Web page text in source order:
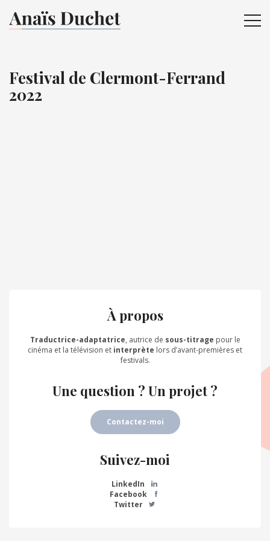
Festival de Clermont-Ferrand
2022
À propos
Traductrice-adaptatrice, autrice de sous-titrage pour le
cinéma et la télévision et interprète lors d’avant-premières et
festivals.
Une question ? Un projet ?
Contactez-moi
Suivez-moi
LinkedIn
Facebook
Twitter